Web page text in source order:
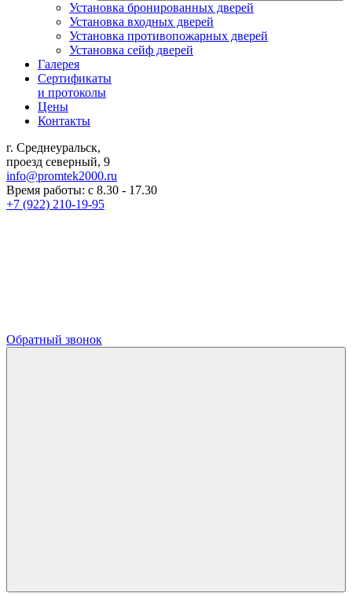
Установка бронированных дверей
Установка входных дверей
Установка противопожарных дверей
Установка сейф дверей
Галерея
Сертификаты
и протоколы
Цены
Контакты
г. Среднеуральск,
проезд северный, 9
info@promtek2000.ru
Время работы: с 8.30 - 17.30
+7 (922) 210-19-95
Обратный звонок